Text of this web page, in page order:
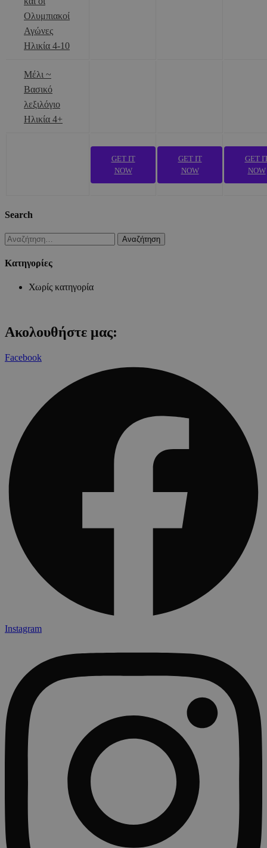
Ολυμπιακοί
Αγώνες
Ηλικία 4-10
Μέλι ~
Βασικό
λεξιλόγιο
Ηλικία 4+
GET IT
NOW
GET IT
NOW
GET
NOW
Search
Αναζήτηση
για:
Kατηγορίες
Χωρίς κατηγορία
Ακολουθήστε μας:
Facebook
Instagram